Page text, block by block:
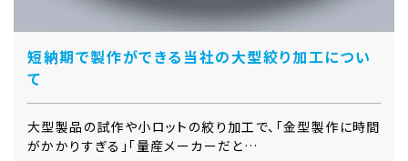
短納期で製作ができる当社の大型絞り加工につい
て
大型製品の試作や小ロットの絞り加工で、「金型製作に時間
がかかりすぎる」「量産メーカーだと…